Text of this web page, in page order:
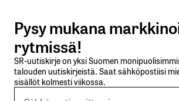
Lähetä kommentti
Pysy mukana
rytmissä!
SR-uutiskirje on yksi Suomen
talouden uutiskirjeistä. Saat sähköpostiisi
sisällöt kolmesti viikossa.